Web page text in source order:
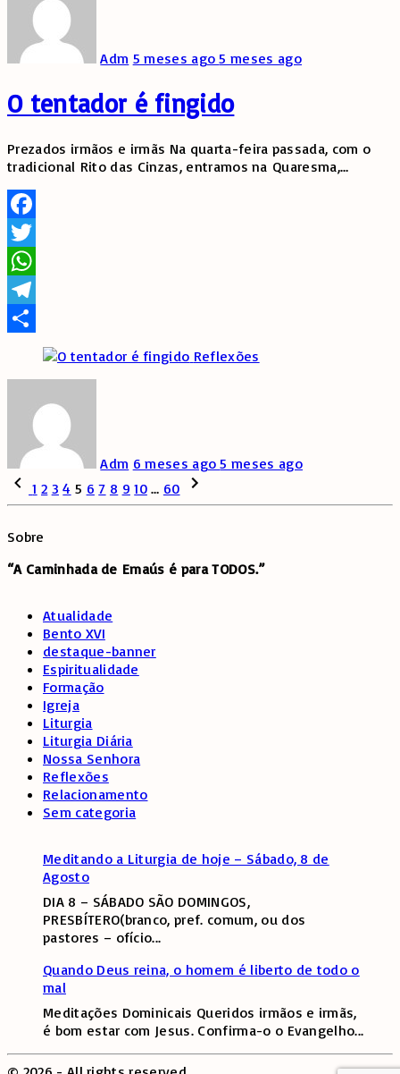
Adm 5 meses ago5 meses ago
O tentador é fingido
Prezados irmãos e irmãs Na quarta-feira passada, com o
tradicional Rito das Cinzas, entramos na Quaresma,…
Facebook
Twitter
WhatsApp
Telegram
Share
Reflexões
Adm 6 meses ago5 meses ago
Paginação
posts
Previous
page
1 2 3 4 5 6 7 8 9 10 … 60
Next
Sobre
“A Caminhada de Emaús é para TODOS.”
Atualidade
Bento XVI
destaque-banner
Espiritualidade
Formação
Igreja
Liturgia
Liturgia Diária
Nossa Senhora
Reflexões
Relacionamento
Sem categoria
Meditando a Liturgia de hoje – Sábado, 8 de
Agosto
DIA 8 – SÁBADO SÃO DOMINGOS,
PRESBÍTERO(branco, pref. comum, ou dos
pastores – ofício...
Quando Deus reina, o homem é liberto de todo o
mal
Meditações Dominicais Queridos irmãos e irmãs,
é bom estar com Jesus. Confirma-o o Evangelho...